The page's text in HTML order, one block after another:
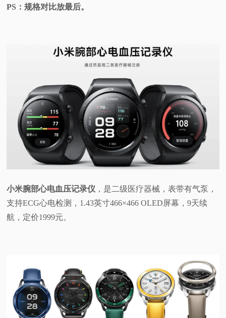
PS：规格对比放最后。
小米腕部心电血压记录仪 ，是二级医疗器械，表带有气泵，
支持ECG心电检测，1.43英寸466×466 OLED屏幕，9天续
航，定价1999元。